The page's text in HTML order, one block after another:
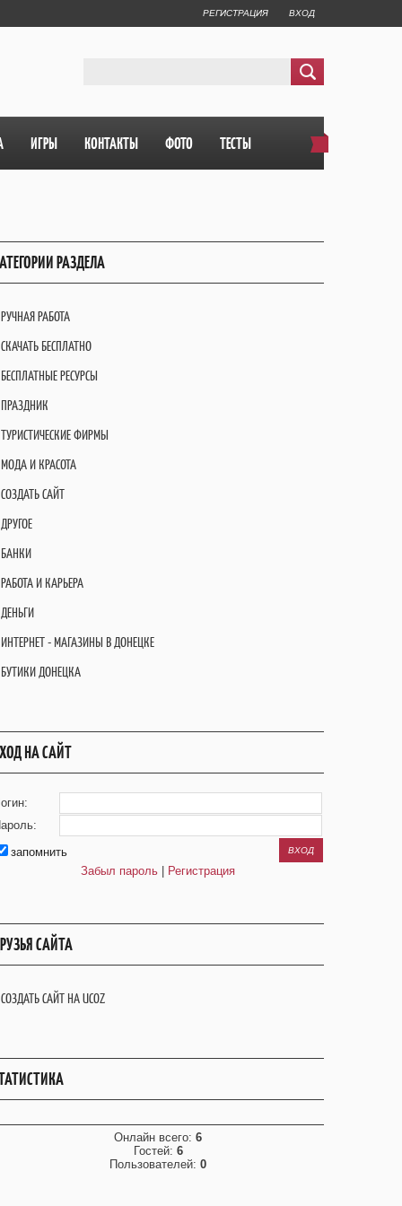
РЕГИСТРАЦИЯ ВХОД
ИГРЫ КОНТАКТЫ ФОТО ТЕСТЫ
РАЗДЕЛА
РУЧНАЯ РАБОТА
СКАЧАТЬ БЕСПЛАТНО
БЕСПЛАТНЫЕ РЕСУРСЫ
ПРАЗДНИК
ТУРИСТИЧЕСКИЕ ФИРМЫ
МОДА И КРАСОТА
СОЗДАТЬ САЙТ
ДРУГОЕ
БАНКИ
РАБОТА И КАРЬЕРА
ДЕНЬГИ
ИНТЕРНЕТ - МАГАЗИНЫ В ДОНЕЦКЕ
БУТИКИ ДОНЕЦКА
НА САЙТ
запомнить
Забыл пароль
Регистрация
САЙТА
СОЗДАТЬ САЙТ НА UCOZ
Онлайн всего: 6
Гостей: 6
Пользователей: 0